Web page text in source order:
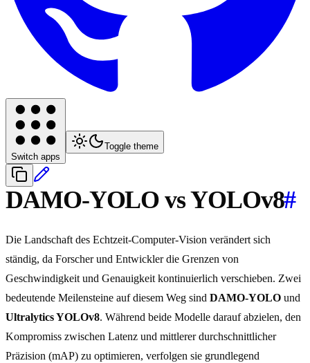
Switch apps
Toggle theme
DAMO-YOLO vs YOLOv8#
Die Landschaft des Echtzeit-Computer-Vision verändert sich
ständig, da Forscher und Entwickler die Grenzen von
Geschwindigkeit und Genauigkeit kontinuierlich verschieben. Zwei
bedeutende Meilensteine auf diesem Weg sind DAMO-YOLO und
Ultralytics YOLOv8. Während beide Modelle darauf abzielen, den
Kompromiss zwischen Latenz und mittlerer durchschnittlicher
Präzision (mAP) zu optimieren, verfolgen sie grundlegend